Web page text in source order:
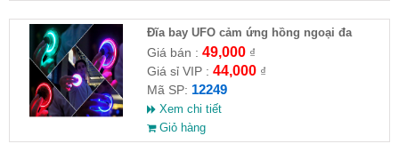
Đĩa bay UFO cảm ứng hồng ngoại đa
chiều tự động bay về
Giá bán : 49,000₫
Giá sỉ VIP : 44,000₫
Mã SP: 12249
Xem chi tiết
Giỏ hàng